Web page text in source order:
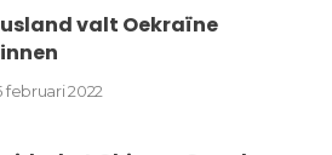
valt Oekraïne
februari 2022